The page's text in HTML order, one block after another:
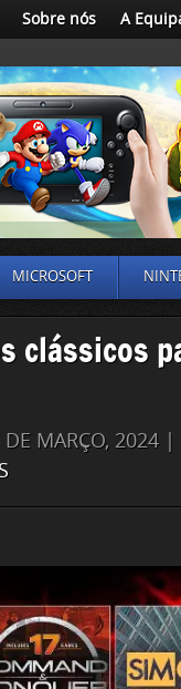
Sobre nós A
MICROSOFT
clássicos
DE MARÇO, 2024 |